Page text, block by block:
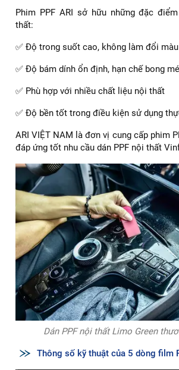
Phim PPF ARI sở hữu những đặc
thất:
✅ Độ trong suốt cao, không làm đổi
✅ Độ bám dính ổn định, hạn chế bong
✅ Phù hợp với nhiều chất liệu nội thất
✅ Độ bền tốt trong điều kiện sử dụng
ARI VIỆT NAM là đơn vị cung cấp phim
đáp ứng tốt nhu cầu dán PPF nội thất
Dán PPF nội thất Limo Green
Thông số kỹ thuật của 5 dòng film